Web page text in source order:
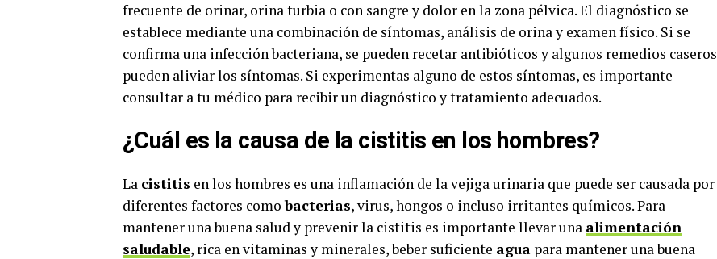
frecuente de orinar, orina turbia o con sangre y dolor en la zona pélvica. El diagnóstico se
establece mediante una combinación de síntomas, análisis de orina y examen físico. Si se
confirma una infección bacteriana, se pueden recetar antibióticos y algunos remedios caseros
pueden aliviar los síntomas. Si experimentas alguno de estos síntomas, es importante
consultar a tu médico para recibir un diagnóstico y tratamiento adecuados.
¿Cuál es la causa de la cistitis en los hombres?
La cistitis en los hombres es una inflamación de la vejiga urinaria que puede ser causada por
diferentes factores comobacterias, virus, hongos o incluso irritantes químicos. Para
mantener una buena salud y prevenir la cistitis es importante llevar una alimentación
saludable, rica en vitaminas y minerales, beber suficiente agua para mantener una buena